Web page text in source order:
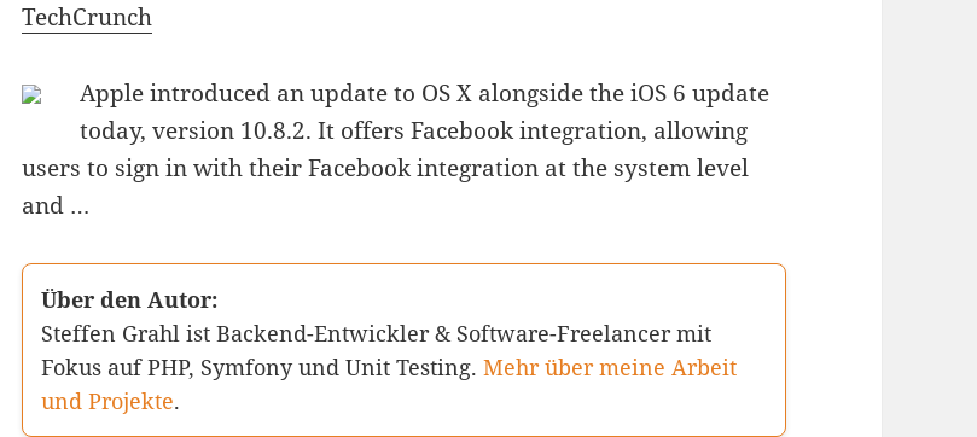
TechCrunch
Apple introduced an update to OS X alongside the iOS 6 update
today, version 10.8.2. It offers Facebook integration, allowing
users to sign in with their Facebook integration at the system level
and …
Über den Autor:
Steffen Grahl ist Backend-Entwickler & Software-Freelancer mit
Fokus auf PHP, Symfony und Unit Testing.Mehr über meine Arbeit
und Projekte.